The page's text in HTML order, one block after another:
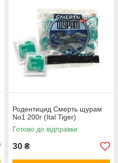
Родентицид Смерть щурам
No1 200г (Ital Tiger)
Готово до відправки
30 ₴